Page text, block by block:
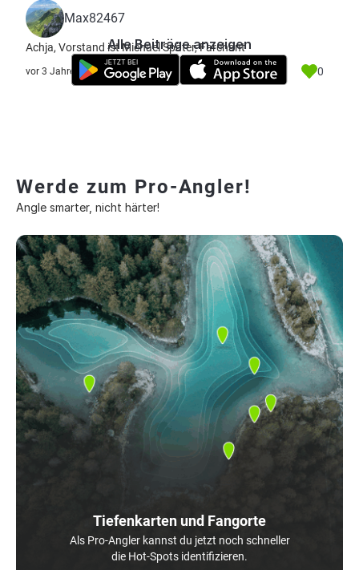
Max82467
Achja, Vorstand ist Michael Später, Farchant
vor 3 Jahre 0
Alle Beiträge anzeigen
Werde zum Pro-Angler!
Angle smarter, nicht härter!
Tiefenkarten und Fangorte
Als Pro-Angler kannst du jetzt noch schneller
die Hot-Spots identifizieren.